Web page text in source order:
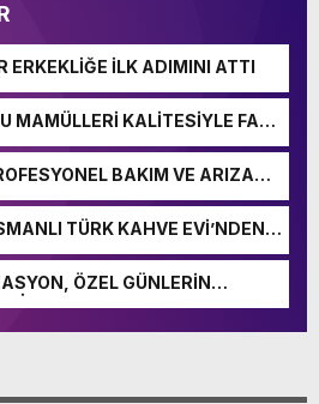
ERKEKLİĞE İLK ADIMINI ATTI
MAMÜLLERİ KALİTESİYLE FARK
BAKIM VE ARIZA
TÜRK KAHVE EVİ’NDEN
ÖZEL GÜNLERİN
OLUYOR